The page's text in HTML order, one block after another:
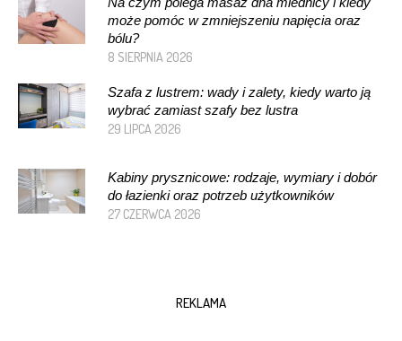
może pomóc w zmniejszeniu napięcia oraz
bólu?
8 SIERPNIA 2026
Szafa z lustrem: wady i zalety, kiedy warto ją
wybrać zamiast szafy bez lustra
29 LIPCA 2026
Kabiny prysznicowe: rodzaje, wymiary i dobór
do łazienki oraz potrzeb użytkowników
27 CZERWCA 2026
REKLAMA